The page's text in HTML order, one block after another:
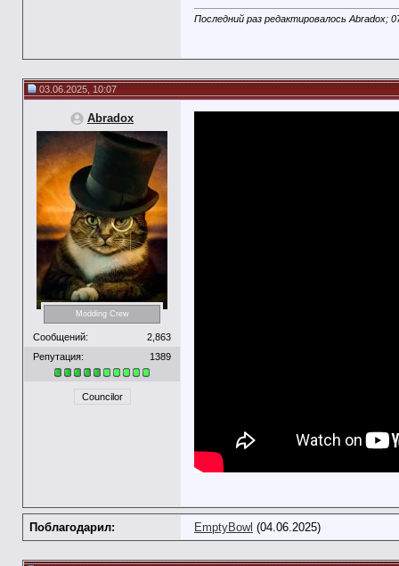
Последний раз редактировалось Abradox;
03.06.2025, 10:07
Abradox
Modding Crew
Сообщений:
2,863
Репутация:
1389
Councilor
Поблагодарил: EmptyBowl (04.06.2025)